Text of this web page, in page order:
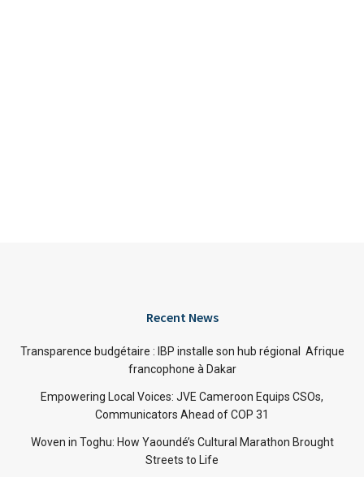
Recent News
Transparence budgétaire : IBP installe son hub régional Afrique
francophone à Dakar
Empowering Local Voices: JVE Cameroon Equips CSOs,
Communicators Ahead of COP 31
Woven in Toghu: How Yaoundé’s Cultural Marathon Brought
Streets to Life